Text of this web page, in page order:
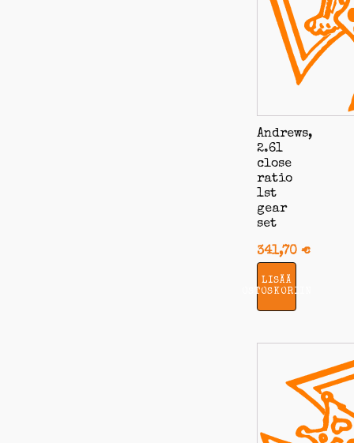
Andrews,
2.61
close
ratio
1st
gear
set
341,70 €
LISÄÄ
OSTOSKORIIN